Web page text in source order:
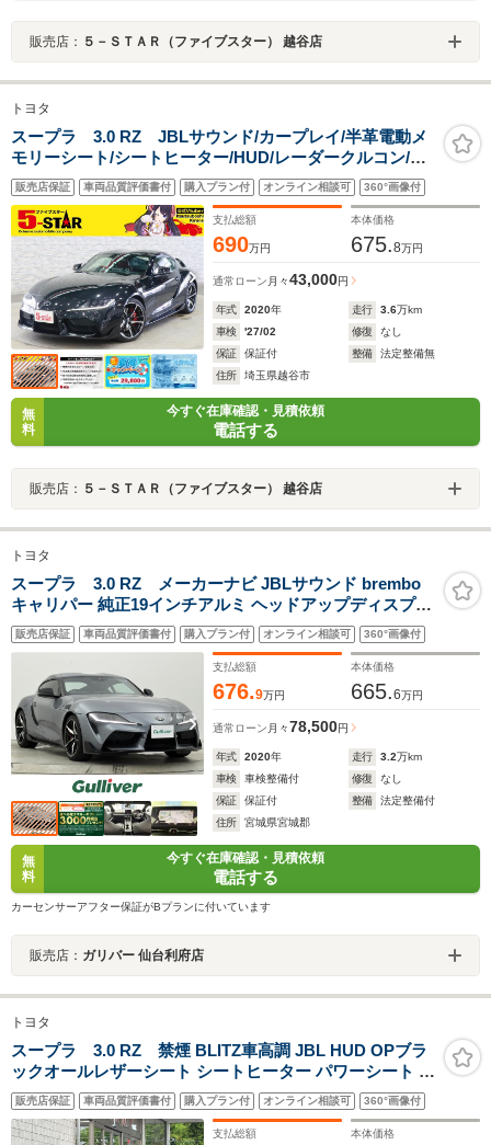
販売店： ５－ＳＴＡＲ（ファイブスター） 越谷店
トヨタ
スープラ 3.0 RZ JBLサウンド/カープレイ/半革電動メ
モリーシート/シートヒーター/HUD/レーダークルコン/レ
ーンアシスト/クリアランスソナー/BSM/RCTA/アダプテ
ィブハイビーム/純正ナビ/バックカメラ
販売店保証 車両品質評価書付 購入プラン付 オンライン相談可 360°画像付
支払総額
690万円
本体価格
675.8万円
通常ローン 月々43,000円
年式 2020年 走行 3.6万km
車検
'27/02 修復
なし
保証
保証付 整備
法定整備無
住所
埼玉県越谷市
無
料
今すぐ在庫確認・見積依頼
電話する
販売店： ５－ＳＴＡＲ（ファイブスター） 越谷店
トヨタ
スープラ 3.0 RZ メーカーナビ JBLサウンド brembo
キャリパー 純正19インチアルミ ヘッドアップディスプレ
イ アダプティブクルーズコントロール 黒革シート カーボ
ンシフトパネル フルセグTV 禁煙車
販売店保証 車両品質評価書付 購入プラン付 オンライン相談可 360°画像付
支払総額
676.9万円
本体価格
665.6万円
通常ローン 月々78,500円
年式 2020年 走行 3.2万km
車検
車検整備付 修復
なし
保証
保証付 整備
法定整備付
住所
宮城県宮城郡
無
料
今すぐ在庫確認・見積依頼
電話する
カーセンサーアフター保証がBプランに付いています
販売店： ガリバー 仙台利府店
トヨタ
スープラ 3.0 RZ 禁煙 BLITZ車高調 JBL HUD OPブラ
ックオールレザーシート シートヒーター パワーシート ナ
ビ バックカメラ LEDヘッドライト FRコーナーセンサー
ETC 衝突軽減 レーダークルーズ ブラインドスポット パ
ドルシフト
販売店保証 車両品質評価書付 購入プラン付 オンライン相談可 360°画像付
支払総額 本体価格